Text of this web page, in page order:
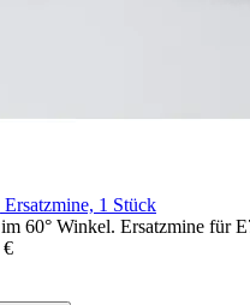
1 Stück
60° Winkel. Ersatzmine für
€